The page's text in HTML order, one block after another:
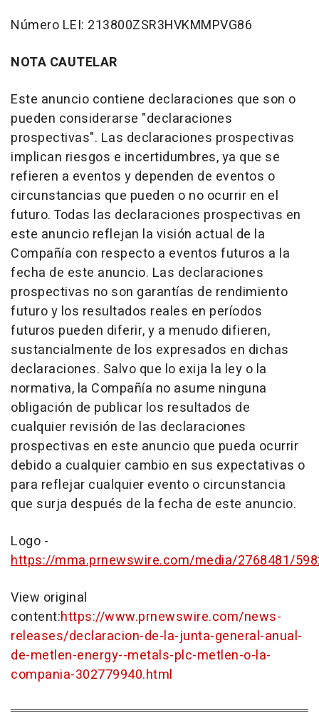
Número LEI: 213800ZSR3HVKMMPVG86
NOTA CAUTELAR
Este anuncio contiene declaraciones que son o
pueden considerarse "declaraciones
prospectivas". Las declaraciones prospectivas
implican riesgos e incertidumbres, ya que se
refieren a eventos y dependen de eventos o
circunstancias que pueden o no ocurrir en el
futuro. Todas las declaraciones prospectivas en
este anuncio reflejan la visión actual de la
Compañía con respecto a eventos futuros a la
fecha de este anuncio. Las declaraciones
prospectivas no son garantías de rendimiento
futuro y los resultados reales en períodos
futuros pueden diferir, y a menudo difieren,
sustancialmente de los expresados en dichas
declaraciones. Salvo que lo exija la ley o la
normativa, la Compañía no asume ninguna
obligación de publicar los resultados de
cualquier revisión de las declaraciones
prospectivas en este anuncio que pueda ocurrir
debido a cualquier cambio en sus expectativas o
para reflejar cualquier evento o circunstancia
que surja después de la fecha de este anuncio.
Logo -
https://mma.prnewswire.com/media/2768481/
View original
content:https://www.prnewswire.com/news-
releases/declaracion-de-la-junta-general-anual-
de-metlen-energy--metals-plc-metlen-o-la-
compania-302779940.html